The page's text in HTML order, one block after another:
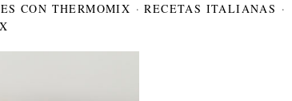
CON THERMOMIX ·RECETAS ITALIANAS ·